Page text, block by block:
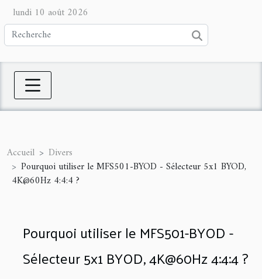
lundi 10 août 2026
Accueil
Divers
Pourquoi utiliser le MFS501-BYOD - Sélecteur 5x1 BYOD,
4K@60Hz 4:4:4 ?
Pourquoi utiliser le MFS501-BYOD -
Sélecteur 5x1 BYOD, 4K@60Hz 4:4:4 ?